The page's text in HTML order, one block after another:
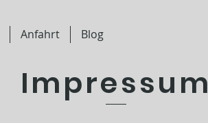
Anfahrt Blog
Impressum